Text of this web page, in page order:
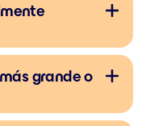
grande o